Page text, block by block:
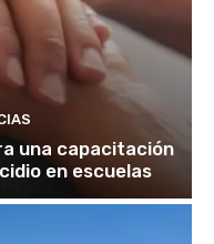
una capacitación
en escuelas